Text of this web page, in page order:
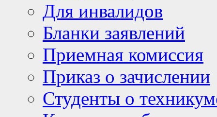
Для инвалидов
Бланки заявлений
Приемная комиссия
Приказ о зачислении
Студенты о